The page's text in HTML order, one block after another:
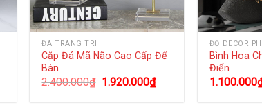
ĐÁ TRANG TRÍ
Cặp Đá Mã Não Cao Cấp Để
Bàn
2.400.000₫ 1.920.000₫
ĐỒ DECOR
Bình Hoa
Điển
1.100.000